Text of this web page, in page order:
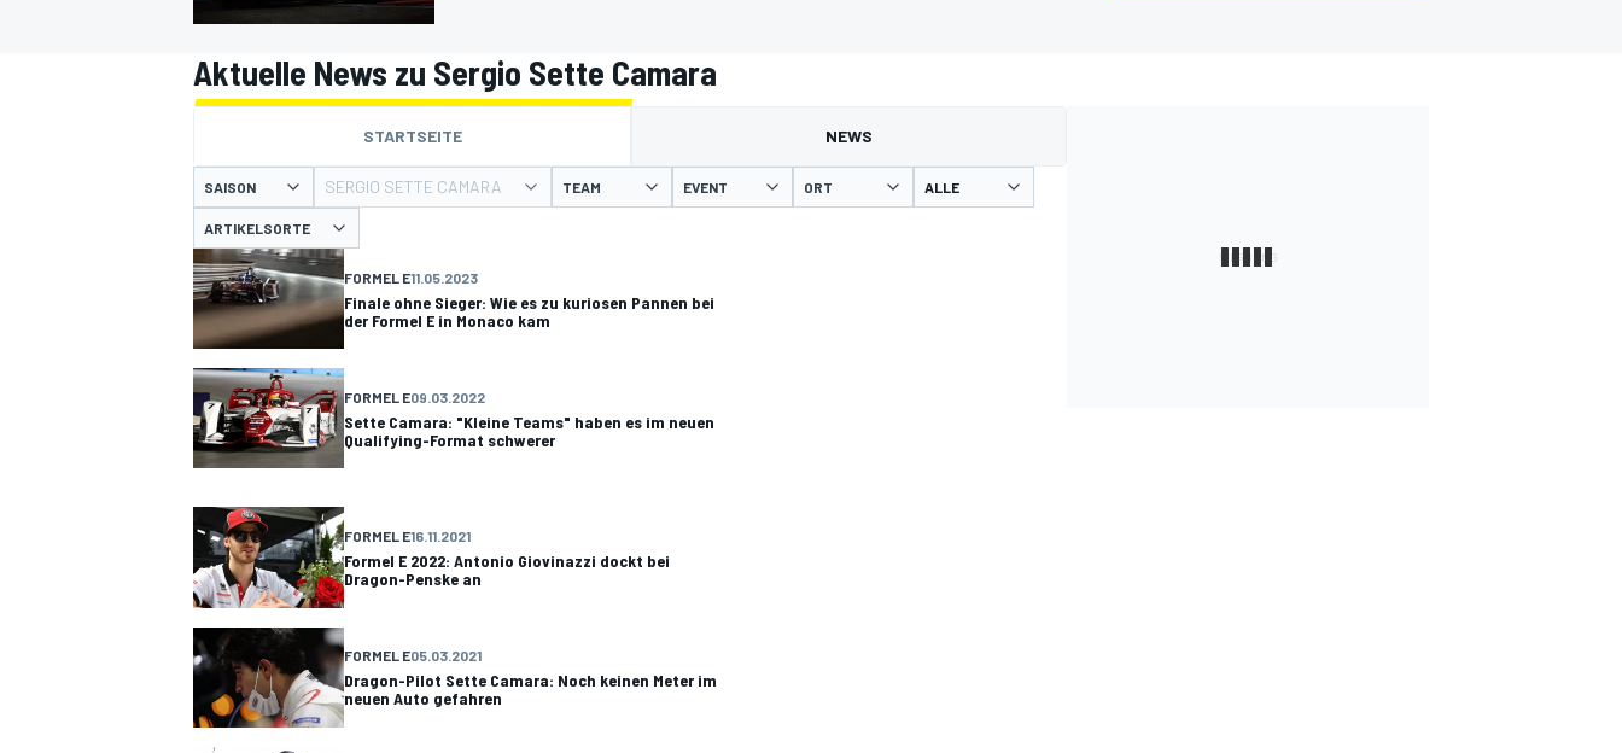
MOTOGP
DTM
Aktuelle News zu Sergio Sette Camara
STARTSEITE NEWS
SAISON SERGIO SETTE CAMARA TEAM EVENT ORT
ARTIKELSORTE
FORMEL E11.05.2023
Finale ohne Sieger: Wie es zu kuriosen Pannen bei
der Formel E in Monaco kam
FORMEL E09.03.2022
Sette Camara: "Kleine Teams" haben es im neuen
Qualifying-Format schwerer
FORMEL E16.11.2021
Formel E 2022: Antonio Giovinazzi dockt bei
Dragon-Penske an
FORMEL E05.03.2021
Dragon-Pilot Sette Camara: Noch keinen Meter im
neuen Auto gefahren